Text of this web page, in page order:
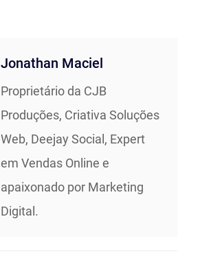
Jonathan Maciel
Proprietário da CJB
Produções, Criativa Soluções
Web, Deejay Social, Expert
em Vendas Online e
apaixonado por Marketing
Digital.